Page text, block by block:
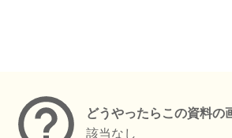
どうやったらこの資料の
該当なし